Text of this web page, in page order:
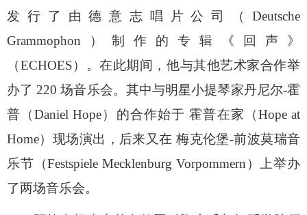
发行了由德意志唱片公司（Deutsche
Grammophon）制作的专辑《回声》
（ECHOES）。在此期间，他与其他艺术家合作举
办了 220 场音乐会。其中与明星小提琴家丹尼尔-霍
普（Daniel Hope）的合作始于 霍普在家（Hope at
Home）现场演出，后来又在 梅克伦堡-前波莫瑞音
乐节（Festspiele Mecklenburg Vorpommern）上举办
了两场音乐会。